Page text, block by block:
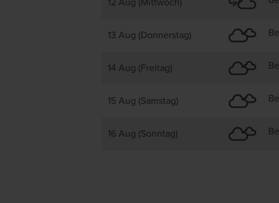
12 Aug (Mittwoch)
13 Aug (Donnerstag)
14 Aug (Freitag)
15 Aug (Samstag)
16 Aug (Sonntag)